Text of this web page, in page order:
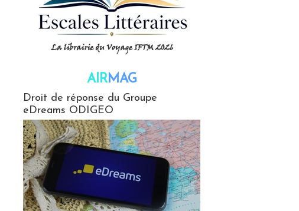
AIRMAG
Droit de réponse du Groupe
eDreams ODIGEO